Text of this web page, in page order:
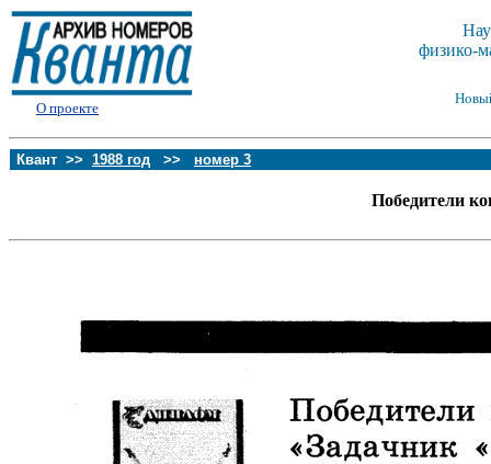
О проекте
физико-
Квант >> 1988 год >> номер 3
Победители